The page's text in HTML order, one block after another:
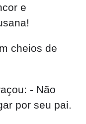
e
cheios de
- Não
por seu pai.